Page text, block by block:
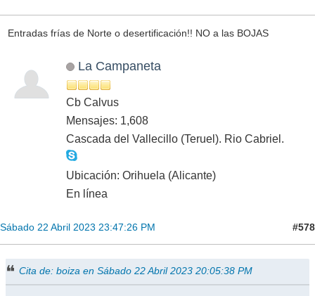
Entradas frías de Norte o desertificación!! NO a las BOJAS
La Campaneta
Cb Calvus
Mensajes: 1,608
Cascada del Vallecillo (Teruel). Rio Cabriel.
Ubicación: Orihuela (Alicante)
En línea
Sábado 22 Abril 2023 23:47:26 PM #578
Cita de: boiza en Sábado 22 Abril 2023 20:05:38 PM